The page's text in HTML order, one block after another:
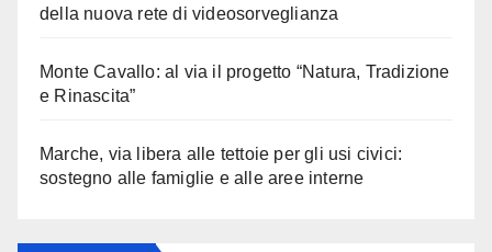
della nuova rete di videosorveglianza
Monte Cavallo: al via il progetto “Natura, Tradizione
e Rinascita”
Marche, via libera alle tettoie per gli usi civici:
sostegno alle famiglie e alle aree interne